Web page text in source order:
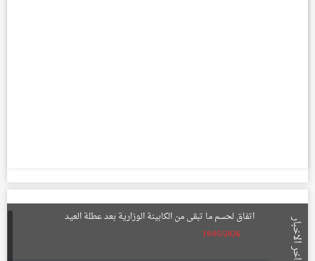
اتفاق لحسم ما تبقى من الكابينة الوزارية بعد عطلة العيد
19/05/2026 اخر الاخبار